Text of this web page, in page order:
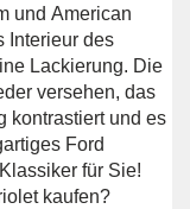
und American
Interieur des
Lackierung. Die
versehen, das
kontrastiert und es
Ford
für Sie!
kaufen?